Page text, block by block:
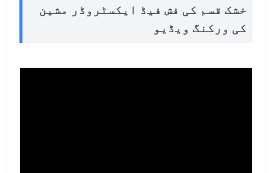
خشک قسم کی فش فیڈ ایکسٹروڈر مشین
کی ورکنگ ویڈیو